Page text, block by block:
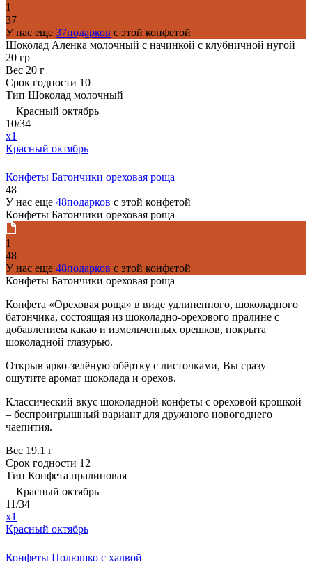
1
37
У нас еще 37подарков с этой конфетой
Шоколад Аленка молочный с начинкой с клубничной нугой
20 гр
Вес 20 г
Срок годности 10
Тип Шоколад молочный
Красный октябрь
10/34
x1
Красный октябрь
Конфеты Батончики ореховая роща
48
У нас еще 48подарков с этой конфетой
Конфеты Батончики ореховая роща
1
48
У нас еще 48подарков с этой конфетой
Конфеты Батончики ореховая роща
Конфета «Ореховая роща» в виде удлиненного, шоколадного
батончика, состоящая из шоколадно-орехового пралине с
добавлением какао и измельченных орешков, покрыта
шоколадной глазурью.
Открыв ярко-зелёную обёртку с листочками, Вы сразу
ощутите аромат шоколада и орехов.
Классический вкус шоколадной конфеты с ореховой крошкой
– беспроигрышный вариант для дружного новогоднего
чаепития.
Вес 19.1 г
Срок годности 12
Тип Конфета пралиновая
Красный октябрь
11/34
x1
Красный октябрь
Конфеты Полюшко с халвой